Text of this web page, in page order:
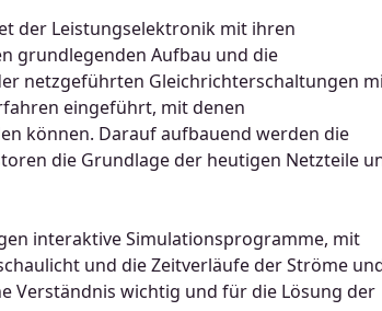
der Leistungselektronik mit ihren
grundlegenden Aufbau und die
netzgeführten Gleichrichterschaltungen
eingeführt, mit denen
können. Darauf aufbauend werden die
die Grundlage der heutigen Netzteile
interaktive Simulationsprogramme, mit
und die Zeitverläufe der Ströme
Verständnis wichtig und für die Lösung der